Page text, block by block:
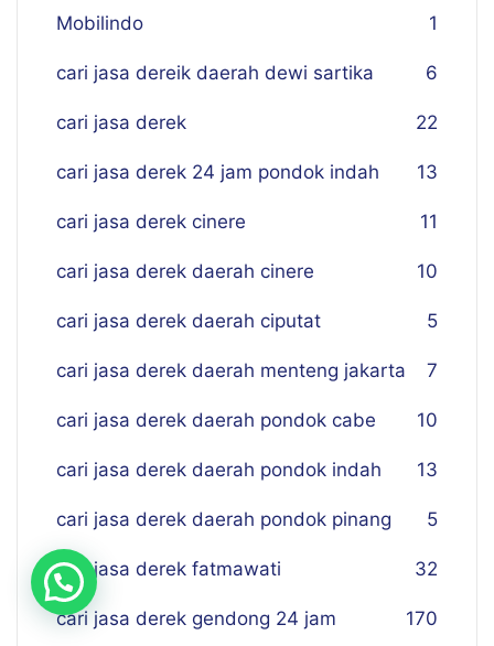
Mobilindo 1
cari jasa dereik daerah dewi sartika 6
cari jasa derek 22
cari jasa derek 24 jam pondok indah 13
cari jasa derek cinere 11
cari jasa derek daerah cinere 10
cari jasa derek daerah ciputat 5
cari jasa derek daerah menteng jakarta 7
cari jasa derek daerah pondok cabe 10
cari jasa derek daerah pondok indah 13
cari jasa derek daerah pondok pinang 5
cari jasa derek fatmawati 32
cari jasa derek gendong 24 jam 170